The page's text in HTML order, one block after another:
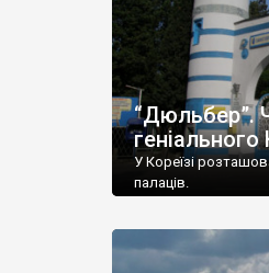
“Дюльбер”.
У Кореїзі
палаців.